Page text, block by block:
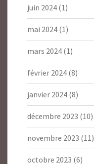
juin 2024 (1)
mai 2024 (1)
mars 2024 (1)
février 2024 (8)
janvier 2024 (8)
décembre 2023 (10)
novembre 2023 (11)
octobre 2023 (6)